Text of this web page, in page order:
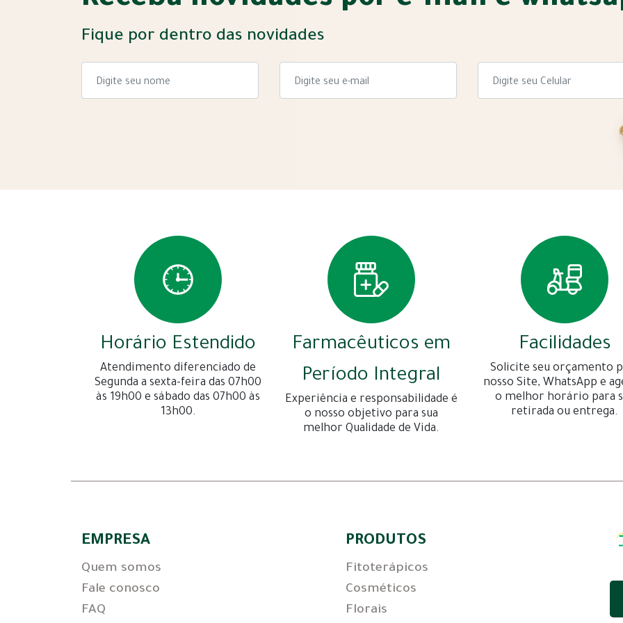
Fique por dentro das novidades
Horário Estendido
Atendimento diferenciado de
Segunda a sexta-feira das 07h00
às 19h00 e sábado das 07h00 às
13h00.
Farmacêuticos em
Período Integral
Experiência e responsabilidade é
o nosso objetivo para sua
melhor Qualidade de Vida.
Facilidades
Solicite seu orçamento
nosso Site, WhatsApp e
o melhor horário para
retirada ou entrega.
EMPRESA
Quem somos
Fale conosco
FAQ
PRODUTOS
Fitoterápicos
Cosméticos
Florais